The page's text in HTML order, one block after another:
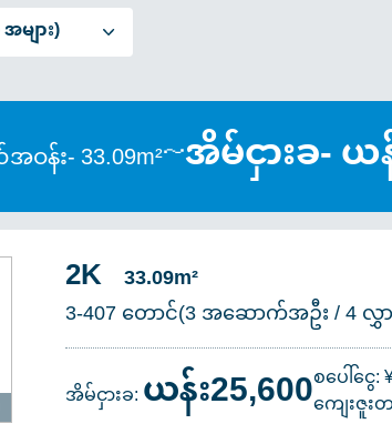
များ)
န်း- 33.09m²～အိမ်ငှားခ- ယ
2K 33.09m²
3-407 တောင်(3 အဆောက်အဦး / 4 လွှ
အိမ်ငှားခ:ယန်း25,600စပေါ်ငွေ:
ကျေးဇူး